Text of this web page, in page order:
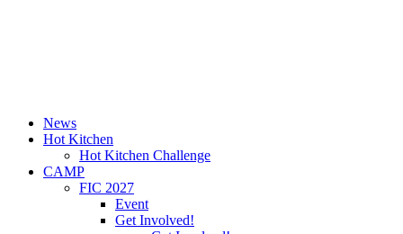
News
Hot Kitchen
Hot Kitchen Challenge
CAMP
FIC 2027
Event
Get Involved!